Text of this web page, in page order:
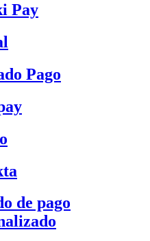
Pay
Pago
de pago